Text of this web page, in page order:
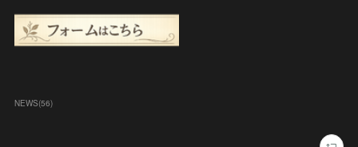
NEWS(56)